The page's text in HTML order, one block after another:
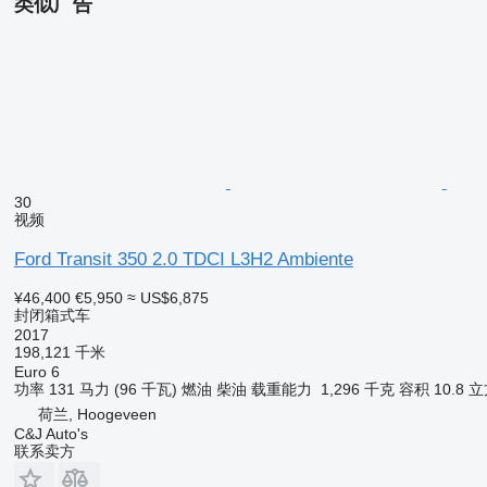
- Panelling
= More information =
General information
Number of doors: 5
Cab: single
Technical information
Power: 100 kW (136 HP)
Power electric motor(s): 65 kW (88 HP)
Torque: 415 Nm
Drivetrain
类似广告
30
视频
Ford Transit 350 2.0 TDCI L3H2 Ambiente
¥46,400 €5,950 ≈ US$6,875
封闭箱式车
2017
198,121 千米
Euro 6
功率 131 马力 (96 千瓦) 燃油 柴油 载重能力 1,296 千克 容积 10.8 立
荷兰, Hoogeveen
C&J Auto's
联系卖方